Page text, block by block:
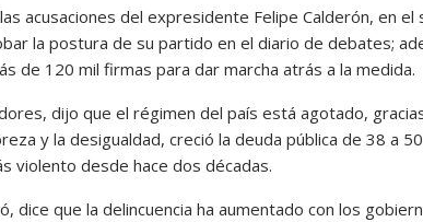
acusaciones del expresidente Felipe Calderón, en
la postura de su partido en el diario de debates;
de 120 mil firmas para dar marcha atrás a la medida.
dijo que el régimen del país está agotado,
y la desigualdad, creció la deuda pública de 38 a
violento desde hace dos décadas.
dice que la delincuencia ha aumentado con los